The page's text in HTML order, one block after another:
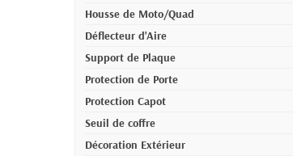
Housse de Moto/Quad
Déflecteur d'Aire
Support de Plaque
Protection de Porte
Protection Capot
Seuil de coffre
Décoration Extérieur